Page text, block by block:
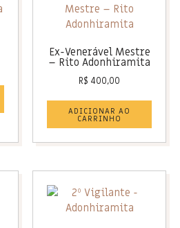
Ex-Venerável Mestre
– Rito Adonhiramita
R$ 400,00
ADICIONAR AO
CARRINHO